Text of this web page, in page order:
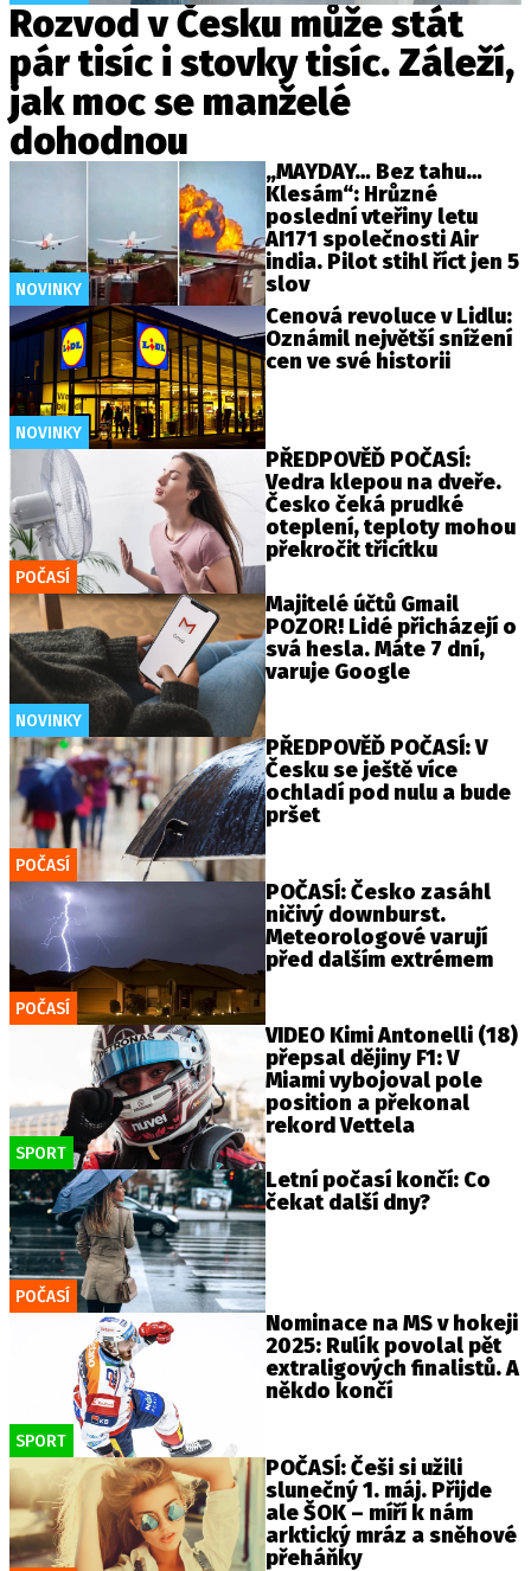
Rozvod v Česku může stát
pár tisíc i stovky tisíc. Záleží,
jak moc se manželé
dohodnou
NOVINKY
„MAYDAY… Bez tahu…
Klesám“: Hrůzné
poslední vteřiny letu
AI171 společnosti Air
india. Pilot stihl říct jen 5
slov
NOVINKY
Cenová revoluce v Lidlu:
Oznámil největší snížení
cen ve své historii
POČASÍ
PŘEDPOVĚĎ POČASÍ:
Vedra klepou na dveře.
Česko čeká prudké
oteplení, teploty mohou
překročit třicítku
NOVINKY
Majitelé účtů Gmail
POZOR! Lidé přicházejí o
svá hesla. Máte 7 dní,
varuje Google
POČASÍ
PŘEDPOVĚĎ POČASÍ: V
Česku se ještě více
ochladí pod nulu a bude
pršet
POČASÍ
POČASÍ: Česko zasáhl
ničivý downburst.
Meteorologové varují
před dalším extrémem
SPORT
VIDEO Kimi Antonelli (18)
přepsal dějiny F1: V
Miami vybojoval pole
position a překonal
rekord Vettela
POČASÍ
Letní počasí končí: Co
čekat další dny?
SPORT
Nominace na MS v hokeji
2025: Rulík povolal pět
extraligových finalistů. A
někdo končí
POČASÍ: Češi si užili
slunečný 1. máj. Přijde
ale ŠOK – míří k nám
arktický mráz a sněhové
přeháňky